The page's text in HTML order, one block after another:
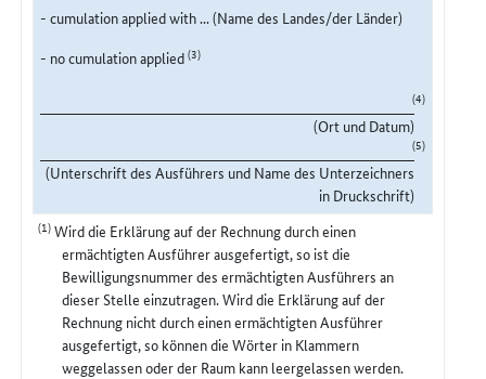
- cumulation applied with ... (Name des Landes/der Länder)
- no cumulation applied(3)
(4)
(Ort und Datum)
(5)
(Unterschrift des Ausführers und Name des Unterzeichners
in Druckschrift)
(1)Wird die Erklärung auf der Rechnung durch einen
ermächtigten Ausführer ausgefertigt, so ist die
Bewilligungsnummer des ermächtigten Ausführers an
dieser Stelle einzutragen. Wird die Erklärung auf der
Rechnung nicht durch einen ermächtigten Ausführer
ausgefertigt, so können die Wörter in Klammern
weggelassen oder der Raum kann leergelassen werden.